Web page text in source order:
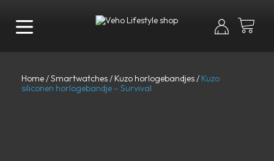
Home/Smartwatches/ Kuzo horlogebandjes/ Kuzo
siliconen horlogebandje – Survival